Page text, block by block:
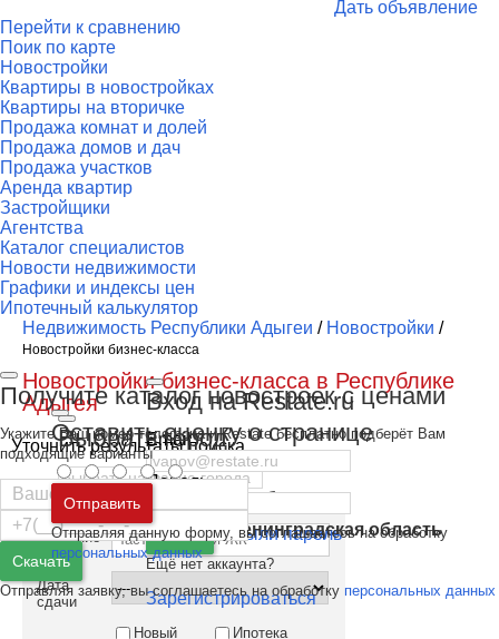
Дать объявление
Перейти к сравнению
Поик по карте
Новостройки
Квартиры в новостройках
Квартиры на вторичке
Продажа комнат и долей
Продажа домов и дач
Продажа участков
Аренда квартир
Застройщики
Агентства
Каталог специалистов
Новости недвижимости
Графики и индексы цен
Ипотечный калькулятор
Выбрать город
Москва и
Московская область
Санкт-Петербург иЛенинградская область
Вход на Restate.ru
Email
Пароль
Войти Забыли пароль
Ещё нет аккаунта?
Зарегистрироваться
Недвижимость Республики Адыгеи / Новостройки /
Новостройки бизнес-класса
Новостройки бизнес-класса в Республике
Адыгея
Уточнить результаты поиска
Название
Дата
сдачи
Новый
Ипотека
Получите каталог новостроек с ценами
Укажите Ваш номер телефона и Restate бесплатно подберёт Вам
подходящие варианты
Скачать
Отправляя заявку, вы соглашаетесь на обработку персональных данных
Оставить оценку о странице
Отправить
Отправляя данную форму, вы соглашаетесь на обработку
персональных данных